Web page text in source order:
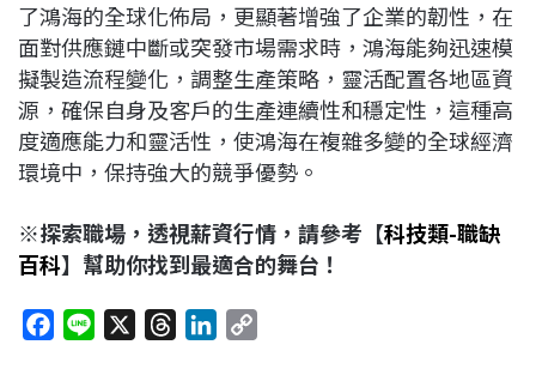
了鴻海的全球化佈局，更顯著增強了企業的韌性，在
面對供應鏈中斷或突發市場需求時，鴻海能夠迅速模
擬製造流程變化，調整生產策略，靈活配置各地區資
源，確保自身及客戶的生產連續性和穩定性，這種高
度適應能力和靈活性，使鴻海在複雜多變的全球經濟
環境中，保持強大的競爭優勢。
※探索職場，透視薪資行情，請參考【科技類-職缺
百科】幫助你找到最適合的舞台！